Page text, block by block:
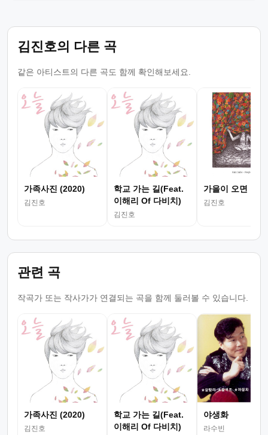
김진호의 다른 곡
같은 아티스트의 다른 곡도 함께 확인해보세요.
가족사진 (2020)
김진호
학교 가는 길(Feat.
이해리 Of 다비치)
김진호
가을이 오면
김진호
관련 곡
작곡가 또는 작사가가 연결되는 곡을 함께 둘러볼 수 있습니다.
가족사진 (2020)
김진호
학교 가는 길(Feat.
이해리 Of 다비치)
야생화
라수빈